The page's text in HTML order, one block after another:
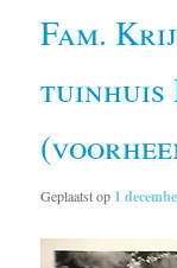
Fam.
tuinhuis
Geplaatst op 1